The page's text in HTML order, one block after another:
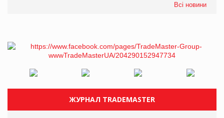
Всі новини
ЖУРНАЛ TRADEMASTER